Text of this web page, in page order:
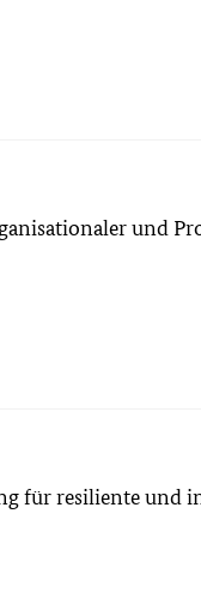
und
für resiliente und